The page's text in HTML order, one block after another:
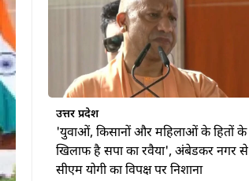
उत्तर प्रदेश
'युवाओं, किसानों और महिलाओं के हितों के
खिलाफ है सपा का रवैया', अंबेडकर नगर से
सीएम योगी का विपक्ष पर निशाना